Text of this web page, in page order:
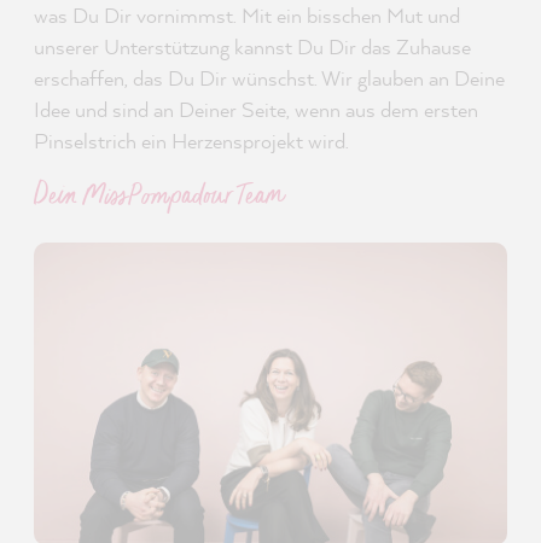
was Du Dir vornimmst. Mit ein bisschen Mut und
unserer Unterstützung kannst Du Dir das Zuhause
erschaffen, das Du Dir wünschst. Wir glauben an Deine
Idee und sind an Deiner Seite, wenn aus dem ersten
Pinselstrich ein Herzensprojekt wird.
Dein MissPompadour Team